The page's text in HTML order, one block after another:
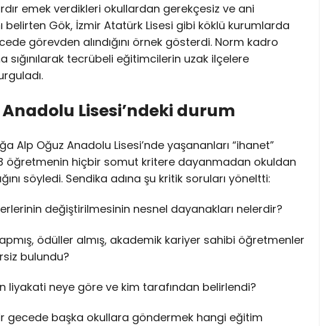
emek verdikleri okullardan gerekçesiz ve ani
belirten Gök, İzmir Atatürk Lisesi gibi köklü kurumlarda
görevden alındığını örnek gösterdi. Norm kadro
sığınılarak tecrübeli eğitimcilerin uzak ilçelere
Lisesi’ndeki durum
Alp Oğuz Anadolu Lisesi’nde yaşananları “ihanet”
öğretmenin hiçbir somut kritere dayanmadan okuldan
söyledi. Sendika adına şu kritik soruları yöneltti:
değiştirilmesinin nesnel dayanakları nelerdir?
ödüller almış, akademik kariyer sahibi öğretmenler
bulundu?
liyakati neye göre ve kim tarafından belirlendi?
gecede başka okullara göndermek hangi eğitim